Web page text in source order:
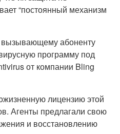
“постоянный механизм
вызывающему абоненту
программу под
от компании Bling
лицензию этой
Агенты предлагали свою
и восстановлению